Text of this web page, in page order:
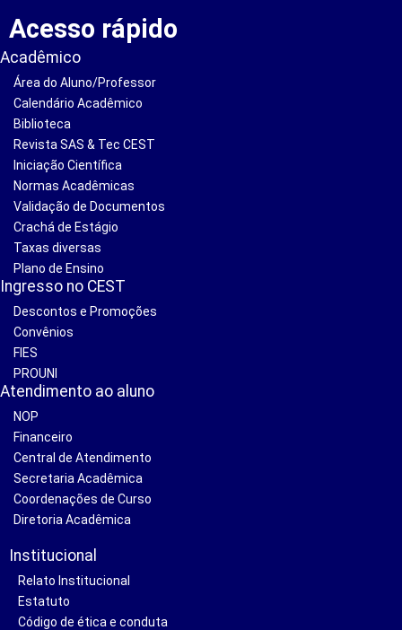
Acesso rápido
Acadêmico
Área do Aluno/Professor
Calendário Acadêmico
Biblioteca
Revista SAS & Tec CEST
Iniciação Científica
Normas Acadêmicas
Validação de Documentos
Crachá de Estágio
Taxas diversas
Plano de Ensino
Ingresso no CEST
Descontos e Promoções
Convênios
FIES
PROUNI
Atendimento ao aluno
NOP
Financeiro
Central de Atendimento
Secretaria Acadêmica
Coordenações de Curso
Diretoria Acadêmica
Institucional
Relato Institucional
Estatuto
Código de ética e conduta